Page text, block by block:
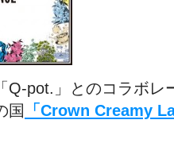
Q-pot.」とのコラボレ
国
「Crown Creamy